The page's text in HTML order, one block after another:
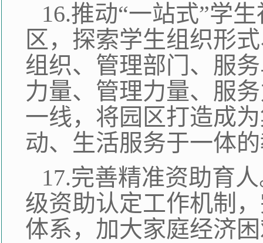
16.推动“一站式”学
区，探索学生组织形
组织、管理部门、服
力量、管理力量、服
一线，将园区打造成
动、生活服务于一体
17.完善精准资助育
级资助认定工作机制
体系，加大家庭经济